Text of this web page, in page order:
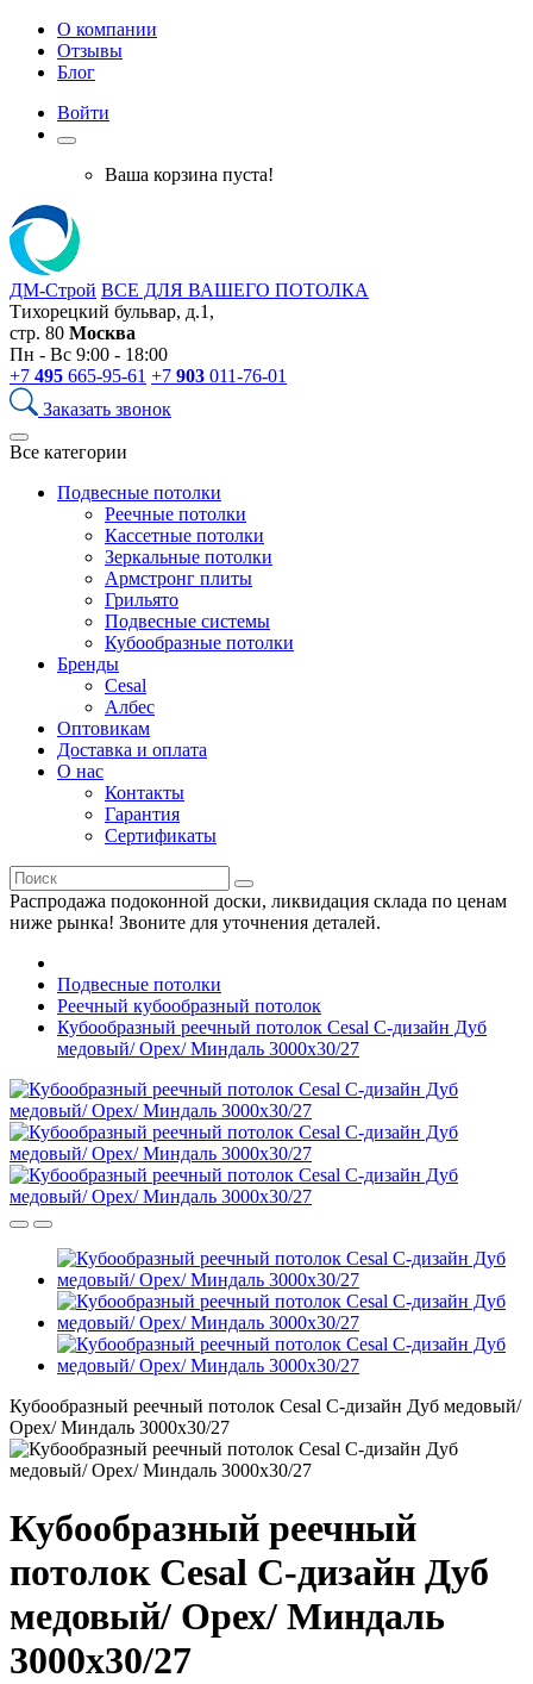
О компании
Отзывы
Блог
Войти
Ваша корзина пуста!
ДМ-Строй ВСЕ ДЛЯ ВАШЕГО ПОТОЛКА
Тихорецкий бульвар, д.1,
стр. 80 Москва
Пн - Вс 9:00 - 18:00
+7 495 665-95-61 +7 903 011-76-01
Заказать звонок
Все категории
Подвесные потолки
Реечные потолки
Кассетные потолки
Зеркальные потолки
Армстронг плиты
Грильято
Подвесные системы
Кубообразные потолки
Бренды
Cesal
Албес
Оптовикам
Доставка и оплата
О нас
Контакты
Гарантия
Сертификаты
Распродажа подоконной доски, ликвидация склада по ценам
ниже рынка! Звоните для уточнения деталей.
Подвесные потолки
Реечный кубообразный потолок
Кубообразный реечный потолок Cesal C-дизайн Дуб
медовый/ Орех/ Миндаль 3000х30/27
Кубообразный реечный потолок Cesal C-дизайн Дуб медовый/
Орех/ Миндаль 3000х30/27
Кубообразный реечный
потолок Cesal C-дизайн Дуб
медовый/ Орех/ Миндаль
3000х30/27